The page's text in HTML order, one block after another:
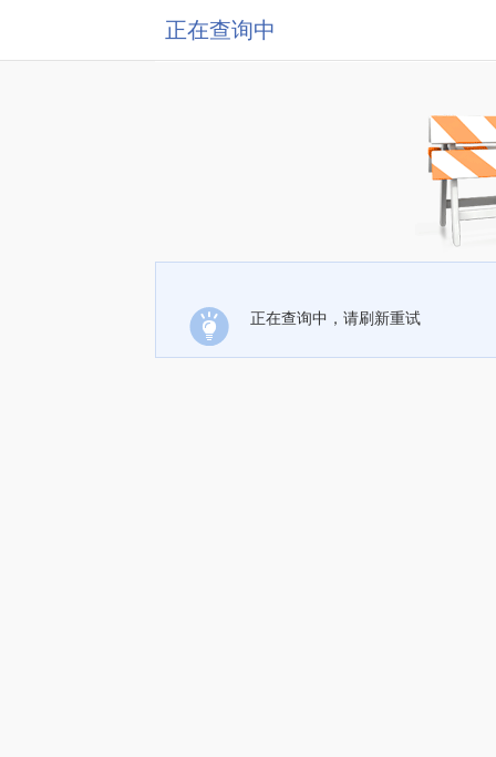
正在查询中
正在查询中，请刷新重试